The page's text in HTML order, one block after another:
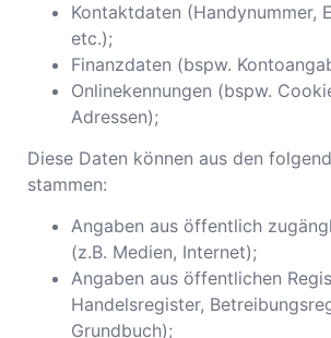
Kontaktdaten (Handynummer,
etc.);
Finanzdaten (bspw.
Onlinekennungen (bspw.
Adressen);
Diese Daten können aus den
stammen:
Angaben aus öffentlich
(z.B. Medien, Internet);
Angaben aus öffentlichen
Handelsregister,
Grundbuch);